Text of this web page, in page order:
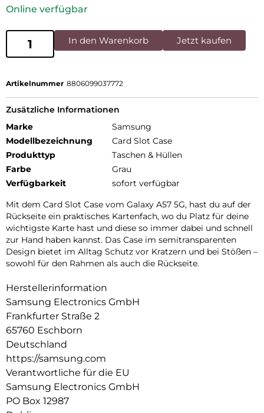
Online verfügbar
In den Warenkorb Jetzt kaufen
Artikelnummer 8806099037772
Zusätzliche Informationen
Marke
Samsung
Modellbezeichnung
Card Slot Case
Produkttyp
Taschen & Hüllen
Farbe
Grau
Verfügbarkeit
sofort verfügbar
Mit dem Card Slot Case vom Galaxy A57 5G, hast du auf der
Rückseite ein praktisches Kartenfach, wo du Platz für deine
wichtigste Karte hast und diese so immer dabei und schnell
zur Hand haben kannst. Das Case im semitransparenten
Design bietet im Alltag Schutz vor Kratzern und bei Stößen –
sowohl für den Rahmen als auch die Rückseite.
Herstellerinformation
Samsung Electronics GmbH
Frankfurter Straße 2
65760 Eschborn
Deutschland
https://samsung.com
Verantwortliche für die EU
Samsung Electronics GmbH
PO Box 12987